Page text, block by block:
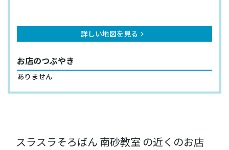
詳しい地図を見る keyboard_arrow_right
お店のつぶやき
ありません
スラスラそろばん 南砂教室 の近くのお店